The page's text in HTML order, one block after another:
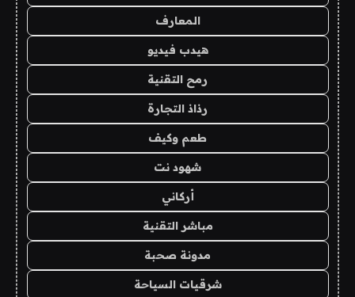
المعارف
هيدب فيديو
رمح التقنية
رذاذ التجارة
طعم وكيف
شهود نت
أركاني
مباشر التقنية
مدونة صحبة
شرقيات السياحة